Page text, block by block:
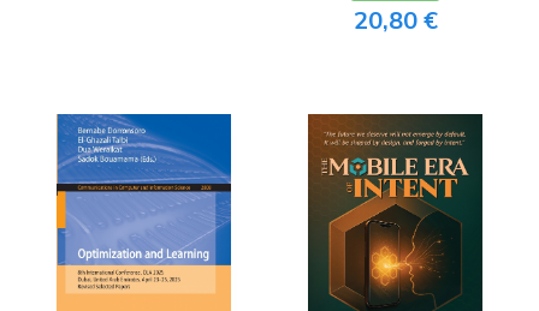
20,80 €